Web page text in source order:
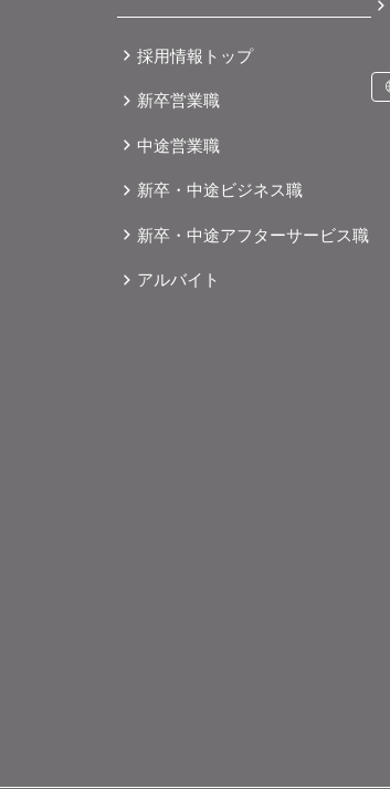
採用情報トップ
新卒営業職
中途営業職
新卒・中途ビジネス職
新卒・中途アフターサービス職
アルバイト